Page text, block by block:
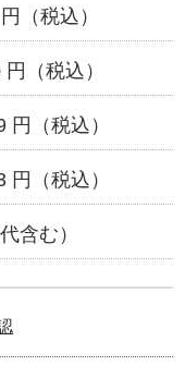
（税込）
円（税込）
円（税込）
円（税込）
含む）